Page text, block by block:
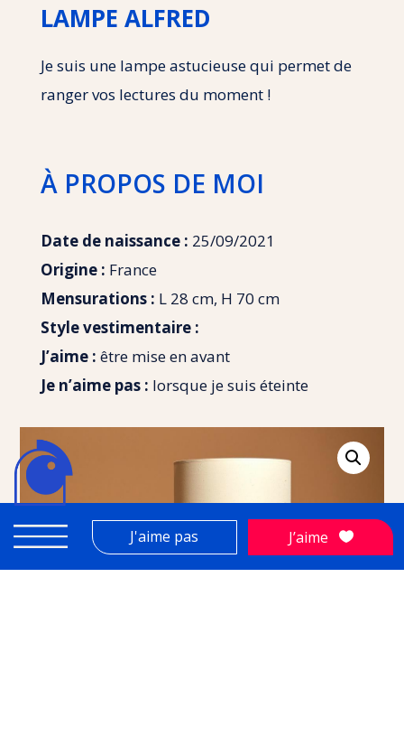
LAMPE ALFRED
Je suis une lampe astucieuse qui permet de
ranger vos lectures du moment !
À PROPOS DE MOI
Date de naissance : 25/09/2021
Origine : France
Mensurations : L 28 cm, H 70 cm
Style vestimentaire :
J’aime : être mise en avant
Je n’aime pas : lorsque je suis éteinte
J'aime pas J’aime 